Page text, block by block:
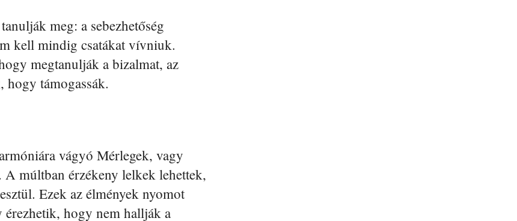
meg: a sebezhetőség
kell mindig csatákat vívniuk.
megtanulják a bizalmat, az
támogassák.
vágyó Mérlegek, vagy
múltban érzékeny lelkek lehettek,
Ezek az élmények nyomot
hogy nem hallják a